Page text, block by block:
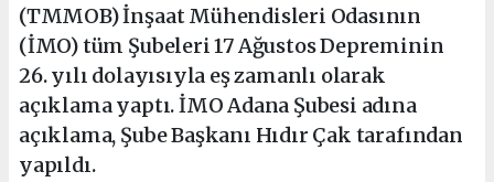
(TMMOB) İnşaat Mühendisleri Odasının
(İMO) tüm Şubeleri 17 Ağustos Depreminin
26. yılı dolayısıyla eş zamanlı olarak
açıklama yaptı. İMO Adana Şubesi adına
açıklama, Şube Başkanı Hıdır Çak tarafından
yapıldı.